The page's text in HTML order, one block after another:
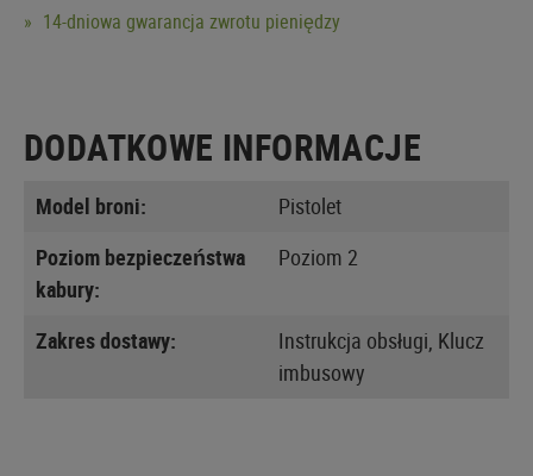
14-dniowa gwarancja zwrotu pieniędzy
DODATKOWE INFORMACJE
Model broni:
Pistolet
Poziom bezpieczeństwa
kabury:
Poziom 2
Zakres dostawy:
Instrukcja obsługi, Klucz
imbusowy